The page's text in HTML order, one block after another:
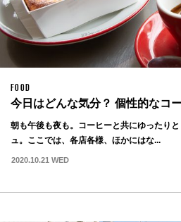
FOOD
今日はどんな気分？ 個性的なコ
朝も午後も夜も。コーヒーと共にゆったり
ュ。ここでは、各店各様、ほかにはな...
2020.10.21 WED